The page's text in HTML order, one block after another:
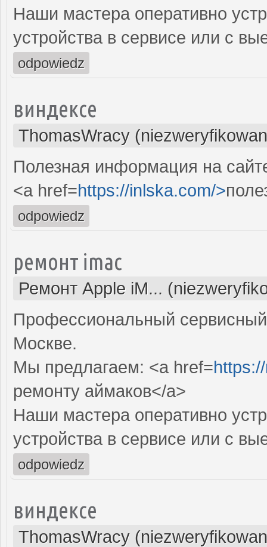
Наши мастера оперативно
устройства в сервисе или с
odpowiedz
виндексе
ThomasWracy
Полезная информация на
<a href=https://inlska.com/>
odpowiedz
ремонт imac
Ремонт Apple iM...
Профессиональный
Москве.
Мы предлагаем: <a href=
ремонту аймаков</a>
Наши мастера оперативно
устройства в сервисе или с
odpowiedz
виндексе
ThomasWracy